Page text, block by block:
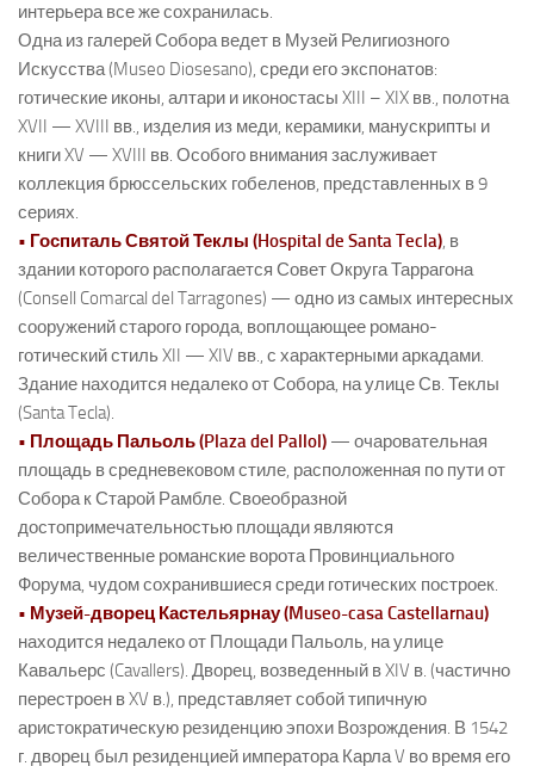
интерьера все же сохранилась.
Одна из галерей Собора ведет в Музей Религиозного
Искусства (Museo Diosesano), среди его экспонатов:
готические иконы, алтари и иконостасы XIII – XIX вв., полотна
XVII — XVIII вв., изделия из меди, керамики, манускрипты и
книги XV — XVIII вв. Особого внимания заслуживает
коллекция брюссельских гобеленов, представленных в 9
сериях.
• Госпиталь Святой Теклы (Hospital de Santa Tecla), в
здании которого располагается Совет Округа Таррагона
(Consell Comarcal del Tarragones) — одно из самых интересных
сооружений старого города, воплощающее романо-
готический стиль XII — XIV вв., с характерными аркадами.
Здание находится недалеко от Собора, на улице Св. Теклы
(Santa Tecla).
• Площадь Пальоль (Plaza del Pallol) — очаровательная
площадь в средневековом стиле, расположенная по пути от
Собора к Старой Рамбле. Своеобразной
достопримечательностью площади являются
величественные романские ворота Провинциального
Форума, чудом сохранившиеся среди готических построек.
• Музей-дворец Кастельярнау (Museo-casa Castellarnau)
находится недалеко от Площади Пальоль, на улице
Кавальерс (Cavallers). Дворец, возведенный в XIV в. (частично
перестроен в XV в.), представляет собой типичную
аристократическую резиденцию эпохи Возрождения. В 1542
г. дворец был резиденцией императора Карла V во время его